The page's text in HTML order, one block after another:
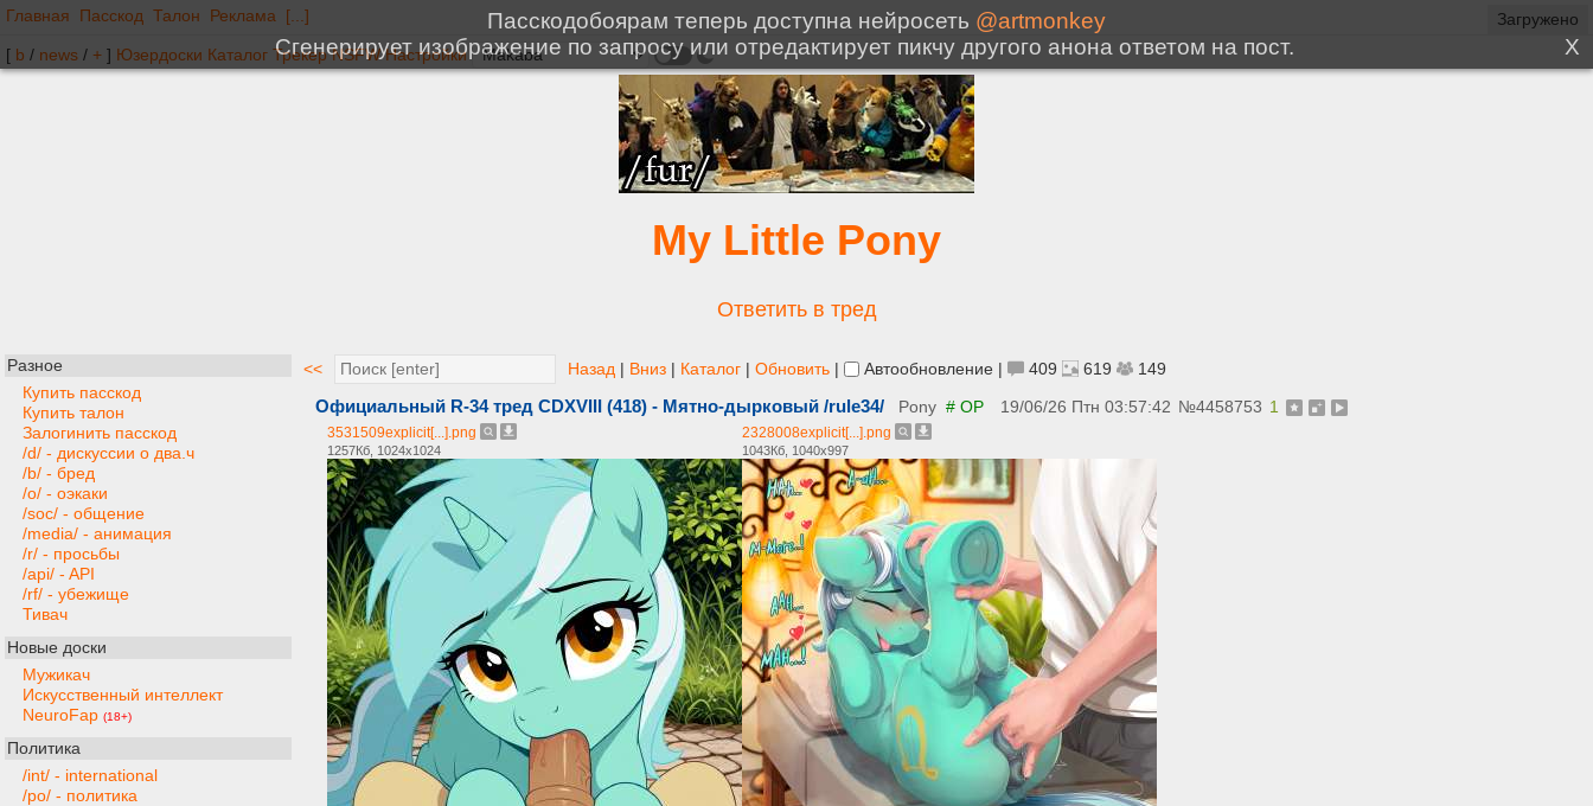
Главная Пасскод Талон Реклама [...]
[ b / news / + ] Юзердоски Каталог Трекер NSFW Настройки
My Little Pony
Ответить в тред
Разное
Купить пасскод
Купить талон
Залогинить пасскод
/d/ - дискуссии о два.ч
/b/ - бред
/o/ - оэкаки
/soc/ - общение
/media/ - анимация
/r/ - просьбы
/api/ - API
/rf/ - убежище
Тивач
Новые доски
Мужикач
Искусственный интеллект
NeuroFap (18+)
Политика
/int/ - international
/po/ - политика
<< Назад | Вниз | Каталог | Обновить | Автообновление | 409 619 149
Официальный R-34 тред CDXVIII (418) - Мятно-дырковый /rule34/ Pony # OP 19/06/26 Птн 03:57:42 №4458753 1
3531509explicit[...].png
1257Кб, 1024x1024
2328008explicit[...].png
1043Кб, 1040x997